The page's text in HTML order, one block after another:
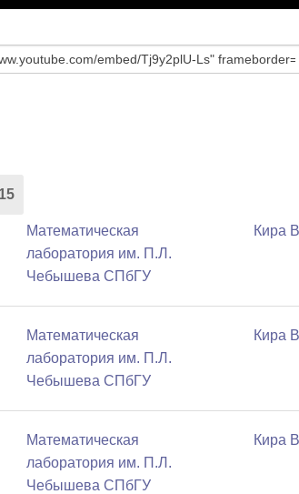
15
Математичеcкая
лаборатория им. П.Л.
Чебышева СПбГУ
Кира
Математичеcкая
лаборатория им. П.Л.
Чебышева СПбГУ
Кира
Математичеcкая
лаборатория им. П.Л.
Чебышева СПбГУ
Кира